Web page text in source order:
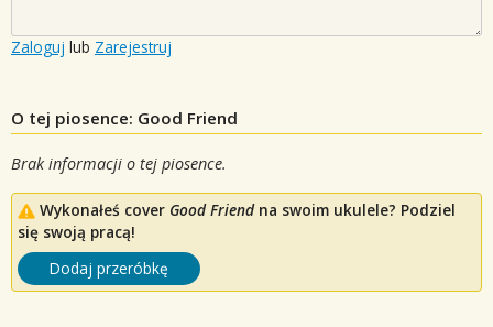
Zaloguj lub Zarejestruj
O tej piosence: Good Friend
Brak informacji o tej piosence.
Wykonałeś cover Good Friendna swoim ukulele? Podziel
się swoją pracą!
Dodaj przeróbkę